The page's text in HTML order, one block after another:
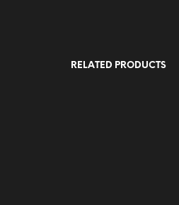
RELATED PRODUCTS